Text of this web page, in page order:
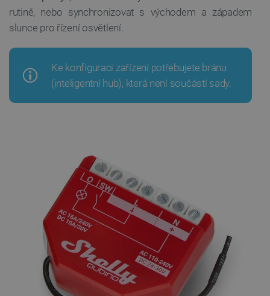
rutině, nebo synchronizovat s východem a západem
slunce pro řízení osvětlení.
Ke konfiguraci zařízení potřebujete bránu
(inteligentní hub), která není součástí sady.